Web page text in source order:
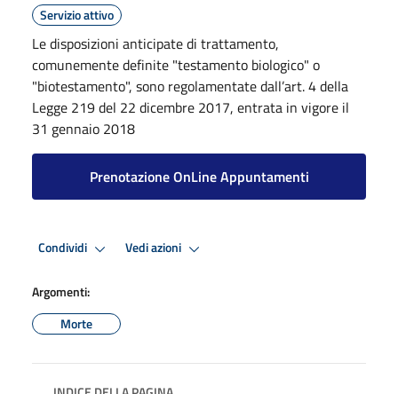
Servizio attivo
Le disposizioni anticipate di trattamento,
comunemente definite "testamento biologico" o
"biotestamento", sono regolamentate dall’art. 4 della
Legge 219 del 22 dicembre 2017, entrata in vigore il
31 gennaio 2018
Prenotazione OnLine Appuntamenti
Condividi Vedi azioni
Argomenti:
Morte